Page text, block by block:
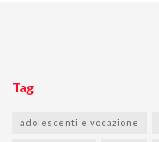
Tag
adolescenti e vocazione